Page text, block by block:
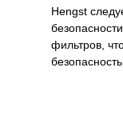
Hengst
фильтров,